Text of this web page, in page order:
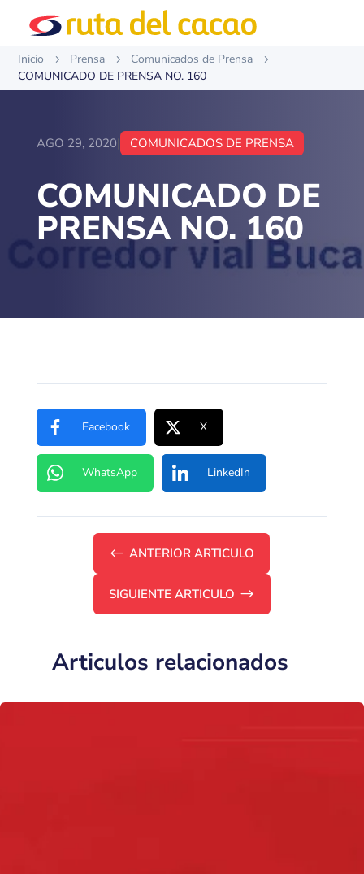
Inicio 5 Prensa 5 Comunicados de Prensa 5
COMUNICADO DE PRENSA NO. 160
AGO 29, 2020| COMUNICADOS DE PRENSA
COMUNICADO DE
PRENSA NO. 160
Facebook X
WhatsApp LinkedIn
# ANTERIOR ARTICULO
SIGUIENTE ARTICULO $
Articulos relacionados